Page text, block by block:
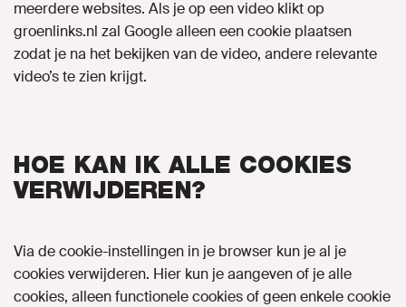
meerdere websites. Als je op een video klikt op
groenlinks.nl zal Google alleen een cookie plaatsen
zodat je na het bekijken van de video, andere relevante
video’s te zien krijgt.
HOE KAN IK ALLE COOKIES
VERWIJDEREN?
Via de cookie-instellingen in je browser kun je al je
cookies verwijderen. Hier kun je aangeven of je alle
cookies, alleen functionele cookies of geen enkele cookie